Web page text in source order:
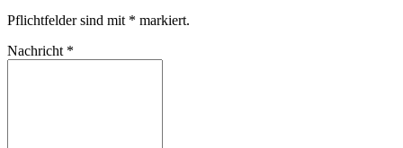
Pflichtfelder sind mit * markiert.
Nachricht *